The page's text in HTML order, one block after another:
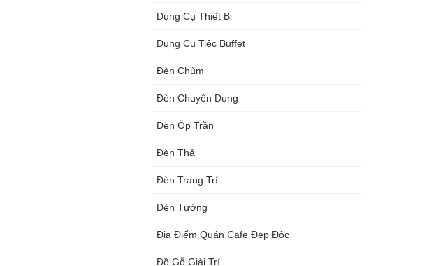
Dụng Cụ Thiết Bị
Dụng Cụ Tiệc Buffet
Đèn Chùm
Đèn Chuyên Dụng
Đèn Ốp Trần
Đèn Thả
Đèn Trang Trí
Đèn Tường
Địa Điểm Quán Cafe Đẹp Độc
Đồ Gỗ Giải Trí